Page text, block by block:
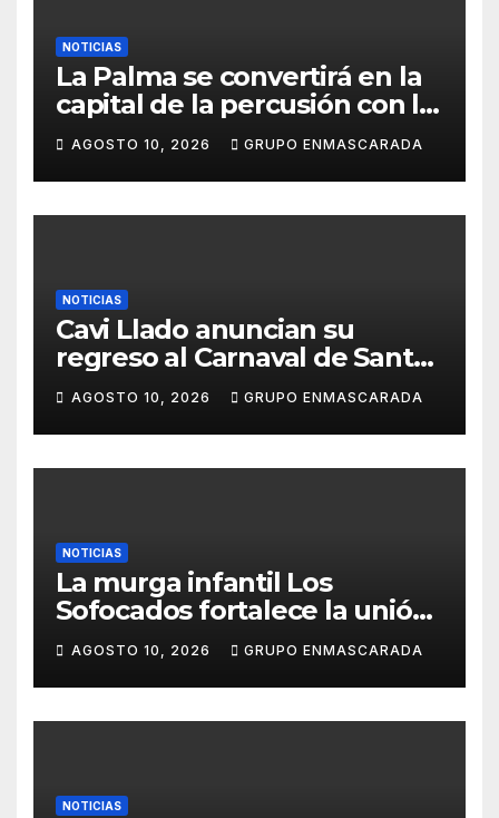
NOTICIAS
La Palma se convertirá en la
capital de la percusión con la
décima edición del Batucada
Fest
AGOSTO 10, 2026 GRUPO ENMASCARADA
NOTICIAS
Cavi Llado anuncian su
regreso al Carnaval de Santa
Cruz de Tenerife 2027
AGOSTO 10, 2026 GRUPO ENMASCARADA
NOTICIAS
La murga infantil Los
Sofocados fortalece la unión
del grupo con una jornada de
convivencia en la playa de
Antequera
AGOSTO 10, 2026 GRUPO ENMASCARADA
NOTICIAS